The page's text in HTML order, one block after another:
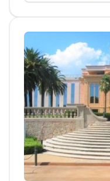
(البرازيل).